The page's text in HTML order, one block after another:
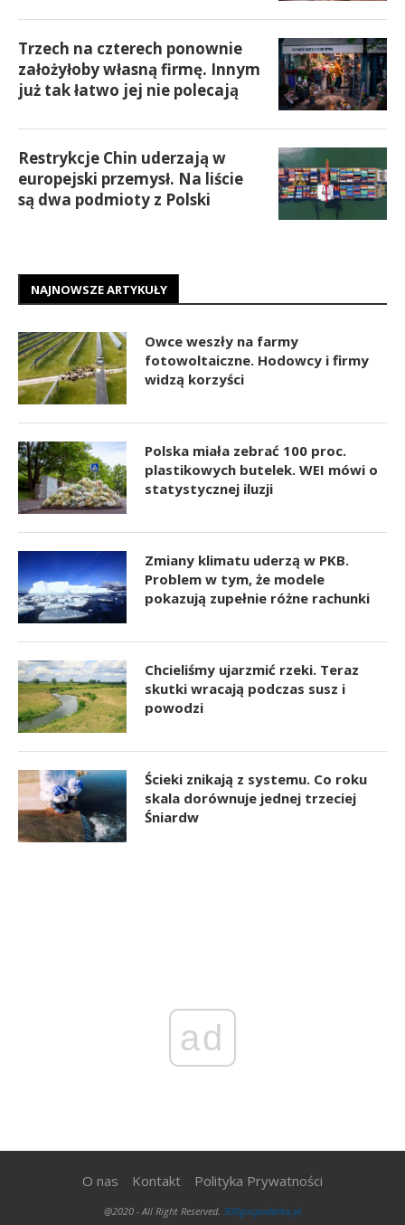
Trzech na czterech ponownie
założyłoby własną firmę. Innym
już tak łatwo jej nie polecają
Restrykcje Chin uderzają w
europejski przemysł. Na liście
są dwa podmioty z Polski
NAJNOWSZE ARTYKUŁY
Owce weszły na farmy
fotowoltaiczne. Hodowcy i firmy
widzą korzyści
Polska miała zebrać 100 proc.
plastikowych butelek. WEI mówi o
statystycznej iluzji
Zmiany klimatu uderzą w PKB.
Problem w tym, że modele
pokazują zupełnie różne rachunki
Chcieliśmy ujarzmić rzeki. Teraz
skutki wracają podczas susz i
powodzi
Ścieki znikają z systemu. Co roku
skala dorównuje jednej trzeciej
Śniardw
ad
O nas Kontakt Polityka Prywatności
@2020 - All Right Reserved. 300gospodarka.pl